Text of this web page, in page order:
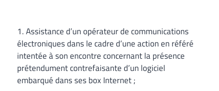
1. Assistance d’un opérateur de communications
électroniques dans le cadre d’une action en référé
intentée à son encontre concernant la présence
prétendument contrefaisante d’un logiciel
embarqué dans ses box Internet ;